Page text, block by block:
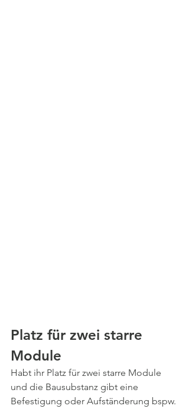
Platz für zwei starre
Module
Habt ihr Platz für zwei starre Module
und die Bausubstanz gibt eine
Befestigung oder Aufständerung bspw.